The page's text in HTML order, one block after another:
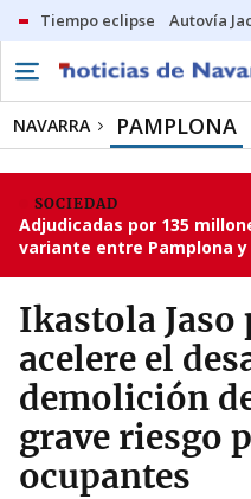
Tiempo eclipse Autovía
NAVARRA PAMPLONA
SOCIEDAD
Adjudicadas por 135
variante entre Pamplona y
Ikastola Jaso
acelere el
demolición
grave riesgo
ocupantes